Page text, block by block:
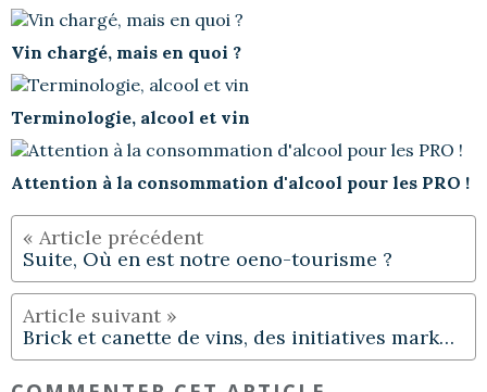
Vin chargé, mais en quoi ?
Terminologie, alcool et vin
Attention à la consommation d'alcool pour les PRO !
Suite, Où en est notre oeno-tourisme ?
Brick et canette de vins, des initiatives marketing...